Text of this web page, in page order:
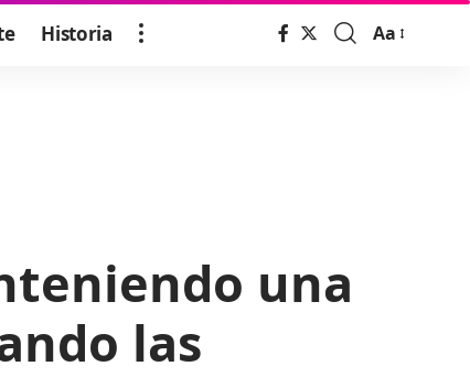
Historia
Font
Aa
una
las